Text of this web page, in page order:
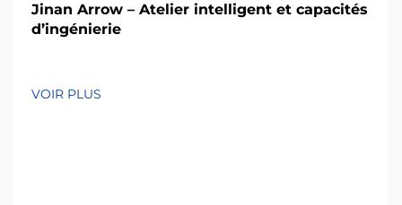
Jinan Arrow – Atelier intelligent et capacités
d’ingénierie
VOIR PLUS